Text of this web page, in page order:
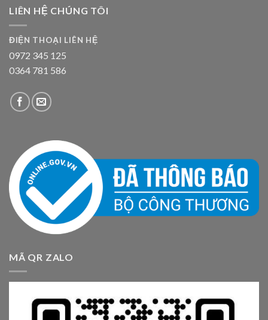
LIÊN HỆ CHÚNG TÔI
ĐIỆN THOẠI LIÊN HỆ
0972 345 125
0364 781 586
MÃ QR ZALO